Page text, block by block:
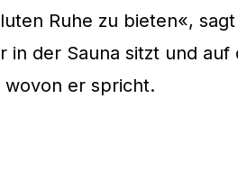
Ruhe zu bieten«,
in der Sauna sitzt und
er spricht.